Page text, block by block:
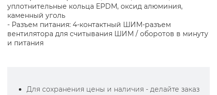
уплотнительные кольца EPDM, оксид алюминия,
каменный уголь
- Разъем питания: 4-контактный ШИМ-разъем
вентилятора для считывания ШИМ / оборотов в минуту
и питания
Для сохранения цены и наличия - делайте заказ